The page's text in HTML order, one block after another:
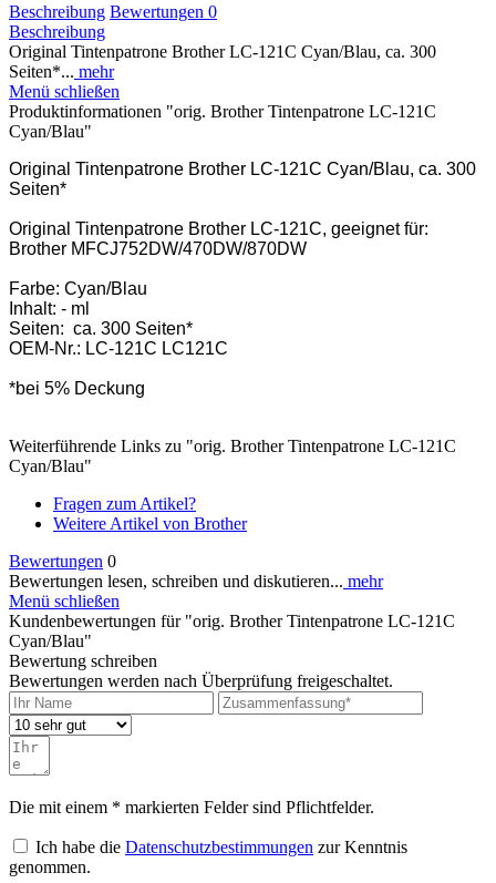
Beschreibung Bewertungen 0
Beschreibung
Original Tintenpatrone Brother LC-121C Cyan/Blau, ca. 300
Seiten*... mehr
Menü schließen
Produktinformationen "orig. Brother Tintenpatrone LC-121C
Cyan/Blau"
Original Tintenpatrone Brother LC-121C Cyan/Blau, ca. 300
Seiten*
Original Tintenpatrone Brother LC-121C, geeignet für:
Brother MFCJ752DW/470DW/870DW
Farbe: Cyan/Blau
Inhalt: - ml
Seiten: ca. 300 Seiten*
OEM-Nr.: LC-121C LC121C
*bei 5% Deckung
Weiterführende Links zu "orig. Brother Tintenpatrone LC-121C
Cyan/Blau"
Fragen zum Artikel?
Weitere Artikel von Brother
Bewertungen 0
Bewertungen lesen, schreiben und diskutieren... mehr
Menü schließen
Kundenbewertungen für "orig. Brother Tintenpatrone LC-121C
Cyan/Blau"
Bewertung schreiben
Bewertungen werden nach Überprüfung freigeschaltet.
Die mit einem * markierten Felder sind Pflichtfelder.
Ich habe die Datenschutzbestimmungen zur Kenntnis
genommen.